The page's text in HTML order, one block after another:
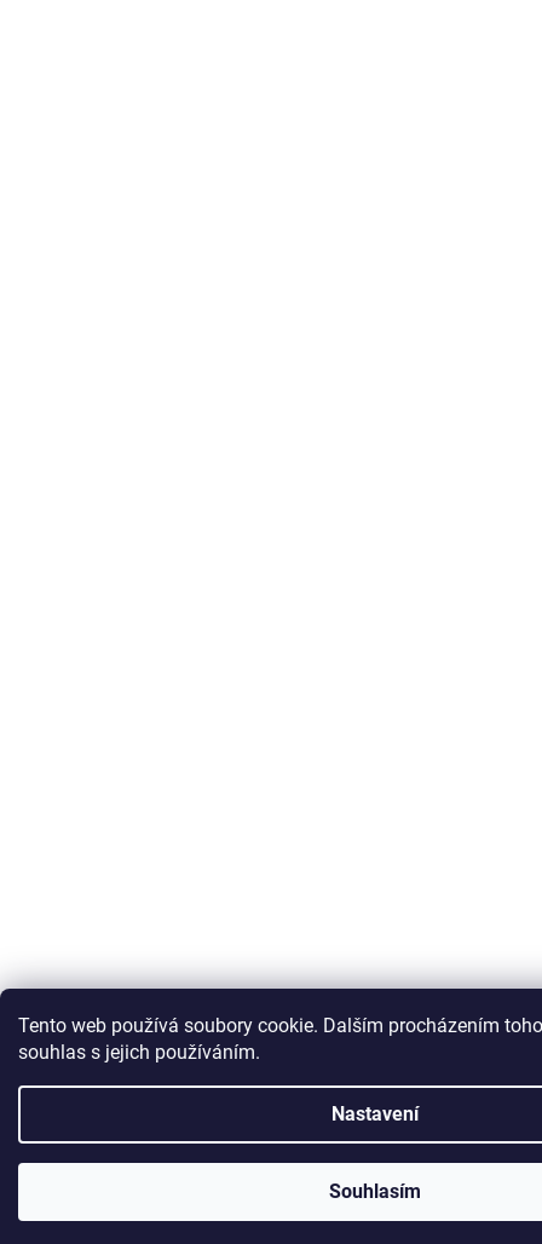
Tento web používá soubory cookie. Dalším procházením
souhlas s jejich používáním.
Nastavení
Souhlasím